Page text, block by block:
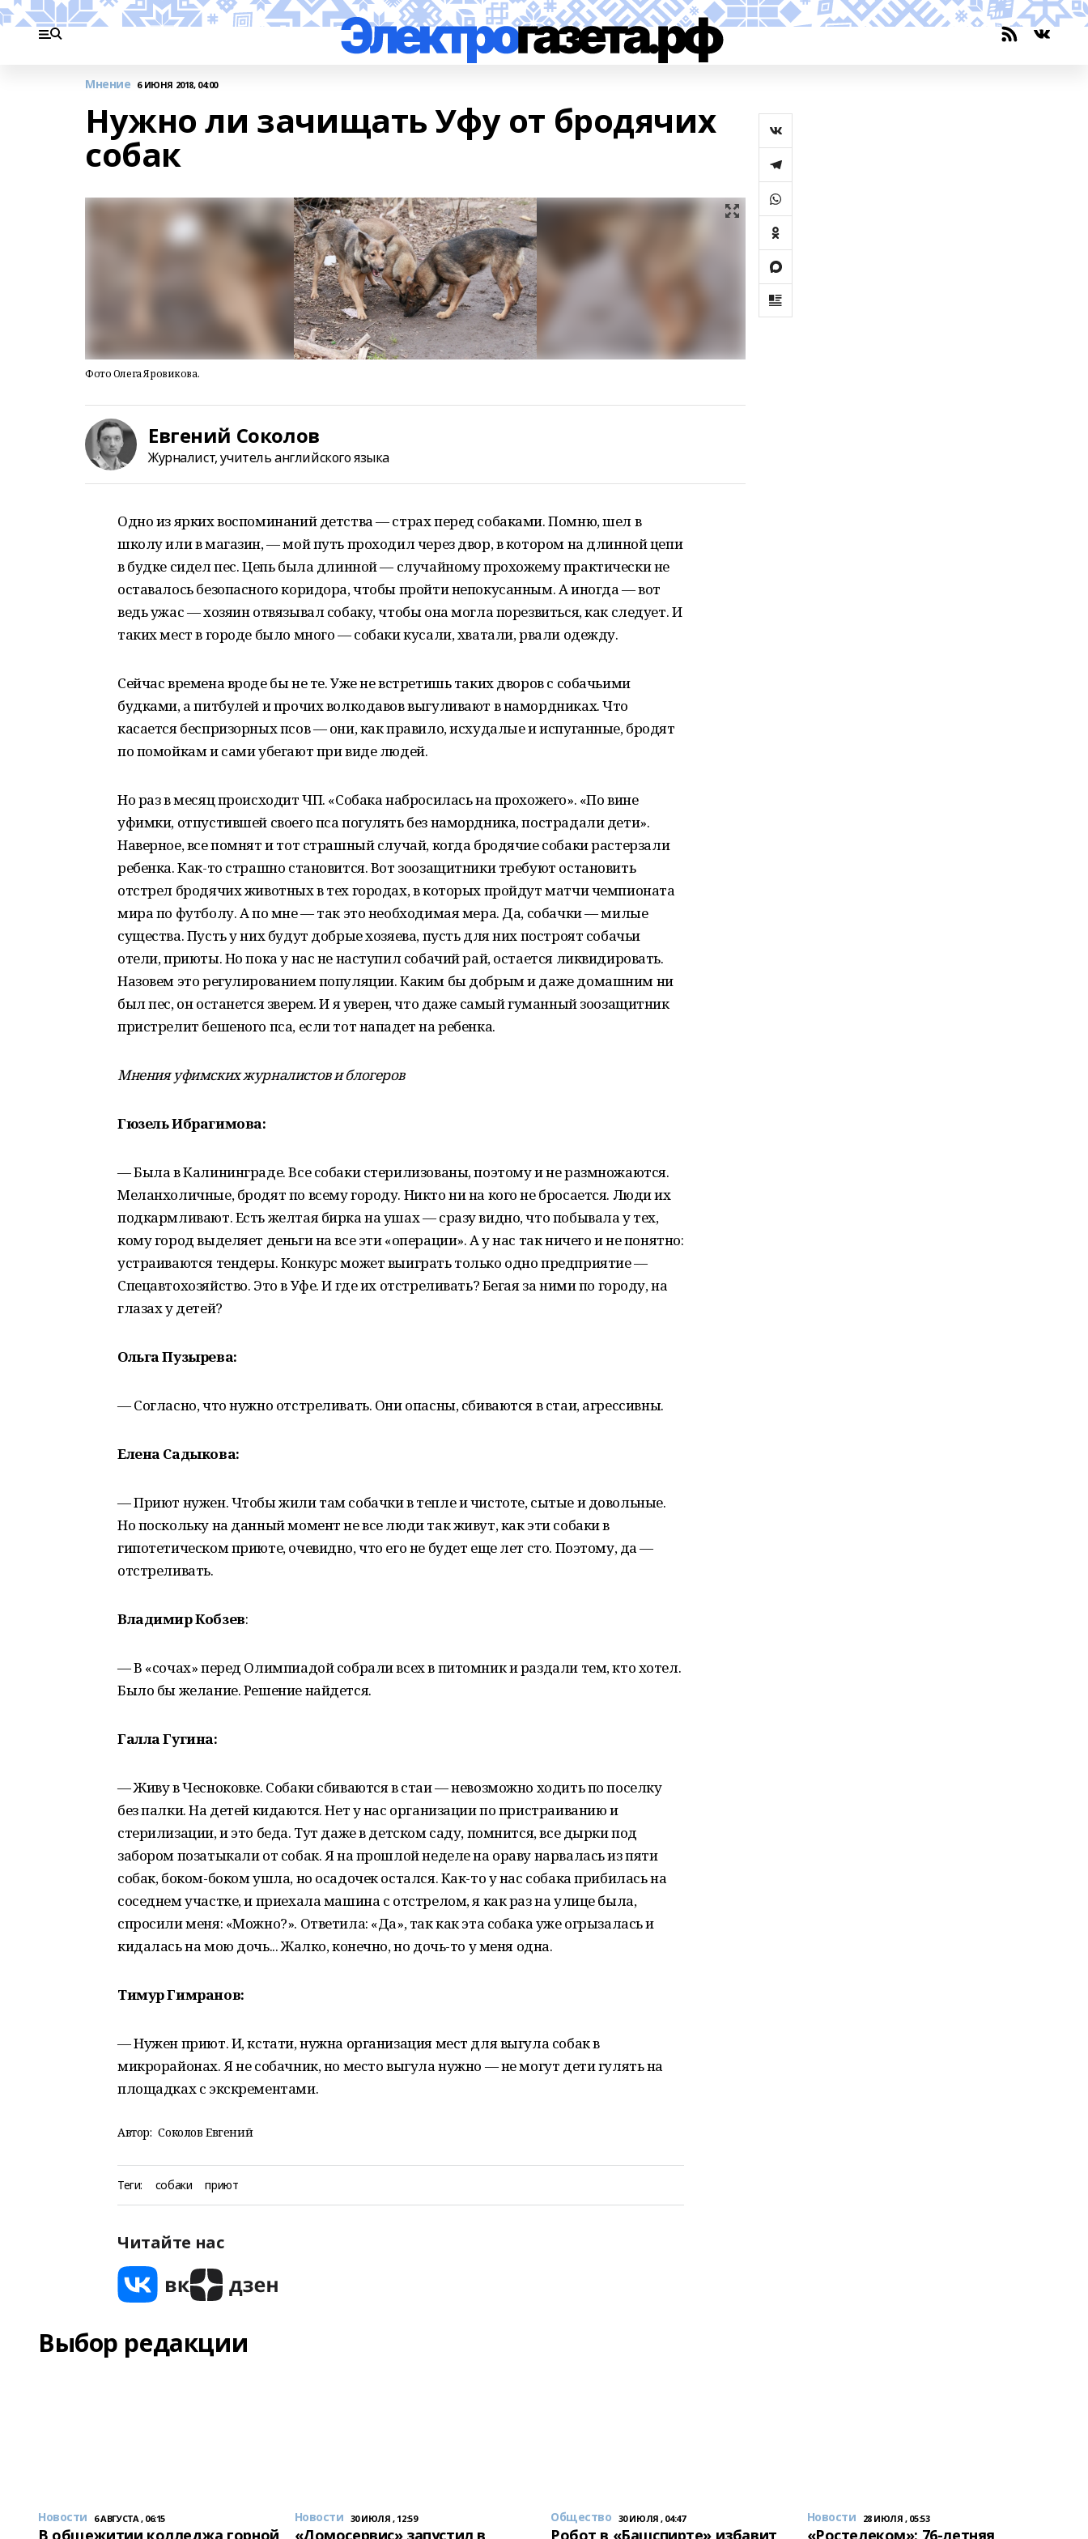
Мнение 6 ИЮНЯ 2018, 04:00
Нужно ли зачищать Уфу от бродячих
собак
Фото Олега Яровикова.
Евгений Соколов
Журналист, учитель английского языка
Одно из ярких воспоминаний детства — страх перед собаками. Помню, шел в
школу или в магазин, — мой путь проходил через двор, в котором на длинной цепи
в будке сидел пес. Цепь была длинной — случайному прохожему практически не
оставалось безопасного коридора, чтобы пройти непокусанным. А иногда — вот
ведь ужас — хозяин отвязывал собаку, чтобы она могла порезвиться, как следует. И
таких мест в городе было много — собаки кусали, хватали, рвали одежду.
Сейчас времена вроде бы не те. Уже не встретишь таких дворов с собачьими
будками, а питбулей и прочих волкодавов выгуливают в намордниках. Что
касается беспризорных псов — они, как правило, исхудалые и испуганные, бродят
по помойкам и сами убегают при виде людей.
Но раз в месяц происходит ЧП. «Собака набросилась на прохожего». «По вине
уфимки, отпустившей своего пса погулять без намордника, пострадали дети».
Наверное, все помнят и тот страшный случай, когда бродячие собаки растерзали
ребенка. Как-то страшно становится. Вот зоозащитники требуют остановить
отстрел бродячих животных в тех городах, в которых пройдут матчи чемпионата
мира по футболу. А по мне — так это необходимая мера. Да, собачки — милые
существа. Пусть у них будут добрые хозяева, пусть для них построят собачьи
отели, приюты. Но пока у нас не наступил собачий рай, остается ликвидировать.
Назовем это регулированием популяции. Каким бы добрым и даже домашним ни
был пес, он останется зверем. И я уверен, что даже самый гуманный зоозащитник
пристрелит бешеного пса, если тот нападет на ребенка.
Мнения уфимских журналистов и блогеров
Гюзель Ибрагимова:
— Была в Калининграде. Все собаки стерилизованы, поэтому и не размножаются.
Меланхоличные, бродят по всему городу. Никто ни на кого не бросается. Люди их
подкармливают. Есть желтая бирка на ушах — сразу видно, что побывала у тех,
кому город выделяет деньги на все эти «операции». А у нас так ничего и не понятно:
устраиваются тендеры. Конкурс может выиграть только одно предприятие —
Спецавтохозяйство. Это в Уфе. И где их отстреливать? Бегая за ними по городу, на
глазах у детей?
Ольга Пузырева:
— Согласно, что нужно отстреливать. Они опасны, сбиваются в стаи, агрессивны.
Елена Садыкова:
— Приют нужен. Чтобы жили там собачки в тепле и чистоте, сытые и довольные.
Но поскольку на данный момент не все люди так живут, как эти собаки в
гипотетическом приюте, очевидно, что его не будет еще лет сто. Поэтому, да —
отстреливать.
Владимир Кобзев:
— В «сочах» перед Олимпиадой собрали всех в питомник и раздали тем, кто хотел.
Было бы желание. Решение найдется.
Галла Гугина:
— Живу в Чесноковке. Собаки сбиваются в стаи — невозможно ходить по поселку
без палки. На детей кидаются. Нет у нас организации по пристраиванию и
стерилизации, и это беда. Тут даже в детском саду, помнится, все дырки под
забором позатыкали от собак. Я на прошлой неделе на ораву нарвалась из пяти
собак, боком-боком ушла, но осадочек остался. Как-то у нас собака прибилась на
соседнем участке, и приехала машина с отстрелом, я как раз на улице была,
спросили меня: «Можно?». Ответила: «Да», так как эта собака уже огрызалась и
кидалась на мою дочь... Жалко, конечно, но дочь-то у меня одна.
Тимур Гимранов:
— Нужен приют. И, кстати, нужна организация мест для выгула собак в
микрорайонах. Я не собачник, но место выгула нужно — не могут дети гулять на
площадках с экскрементами.
Автор: Соколов Евгений
Теги: собаки приют
Читайте нас
Выбор редакции
Новости 6 АВГУСТА , 06:15
В общежитии колледжа горной
Новости 30 ИЮЛЯ , 12:59
«Домосервис» запустил в
Общество 30 ИЮЛЯ , 04:47
Робот в «Башспирте» избавит
Новости 28 ИЮЛЯ , 05:53
«Ростелеком»: 76-летняя